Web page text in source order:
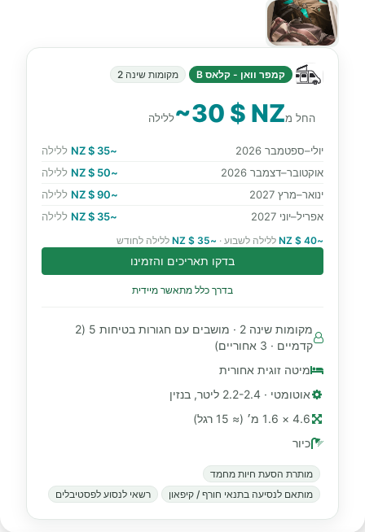
קמפר וואן - קלאס B מקומות שינה 2
החל מ~30 $ NZללילה
יולי–ספטמבר 2026 ~35 $ NZ
ללילה
אוקטובר–דצמבר 2026
~50 $ NZ
ללילה
ינואר–מרץ 2027
~90 $ NZ
ללילה
אפריל–יוני 2027
~35 $ NZ ללילה
~40 $ NZ ללילה לשבוע · ~35 $ NZ ללילה לחודש
בדקו תאריכים והזמינו
בדרך כלל מתאשר מיידית
מקומות שינה 2 · מושבים עם חגורות בטיחות 5 (2
קדמיים · 3 אחוריים)
מיטה זוגית אחורית
אוטומטי · 2.2-2.4 ליטר, בנזין
4.6 × 1.6 מ׳ (≈ 15 רגל)
כיור
מותרת הסעת חיות מחמד
מותאם לנסיעה בתנאי חורף / קיפאון
רשאי לנסוע לפסטיבלים